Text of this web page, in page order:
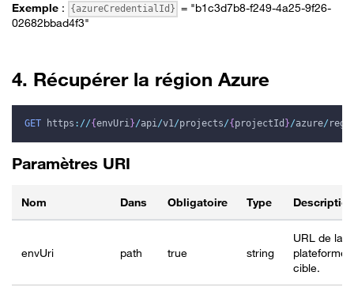
Exemple : {azureCredentialId} = "b1c3d7b8-f249-4a25-9f26-
02682bbad4f3"
4. Récupérer la région Azure
GET https : //{envUri}/api/v1/projects/{ projectId }/azure/
Paramètres URI
Nom Dans Obligatoire Type Description
envUri path true string
URL de la
plateforme
cible.